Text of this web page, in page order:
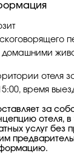
отеля
время
за
отеля, в
услуг без